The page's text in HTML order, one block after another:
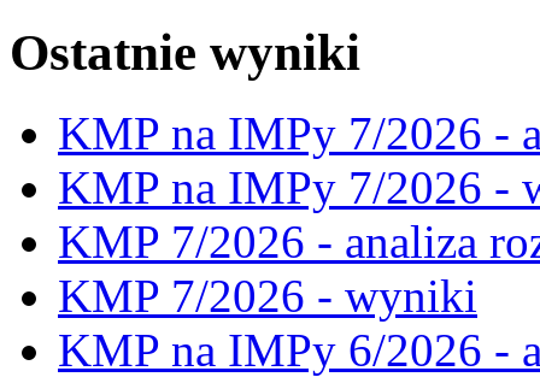
Ostatnie wyniki
KMP na IMPy 7/2026 -
KMP na IMPy 7/2026 -
KMP 7/2026 - analiza
KMP 7/2026 - wyniki
KMP na IMPy 6/2026 -